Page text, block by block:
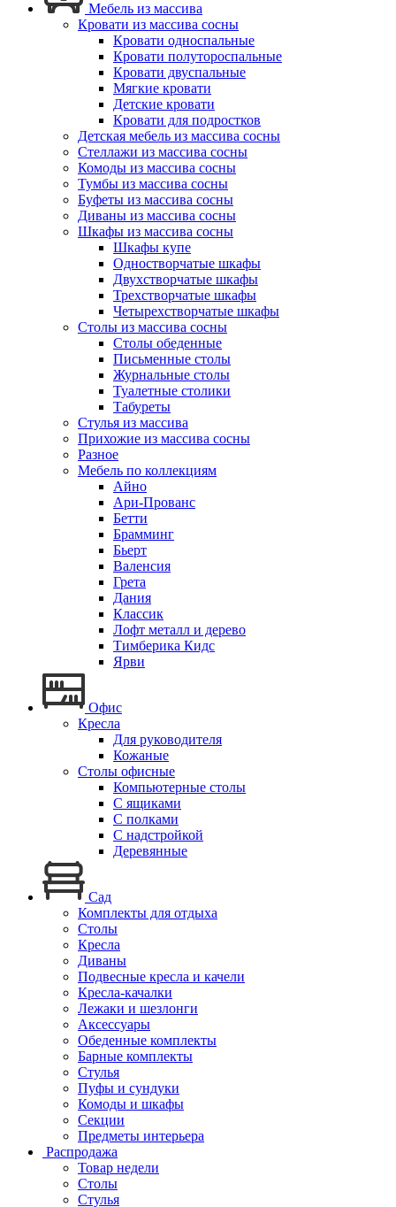
Мебель из массива
Кровати из массива сосны
Кровати односпальные
Кровати полутороспальные
Кровати двуспальные
Мягкие кровати
Детские кровати
Кровати для подростков
Детская мебель из массива сосны
Стеллажи из массива сосны
Комоды из массива сосны
Тумбы из массива сосны
Буфеты из массива сосны
Диваны из массива сосны
Шкафы из массива сосны
Шкафы купе
Одностворчатые шкафы
Двухстворчатые шкафы
Трехстворчатые шкафы
Четырехстворчатые шкафы
Столы из массива сосны
Столы обеденные
Письменные столы
Журнальные столы
Туалетные столики
Табуреты
Стулья из массива
Прихожие из массива сосны
Разное
Мебель по коллекциям
Айно
Ари-Прованс
Бетти
Брамминг
Бьерт
Валенсия
Грета
Дания
Классик
Лофт металл и дерево
Тимберика Кидс
Ярви
Офис
Кресла
Для руководителя
Кожаные
Столы офисные
Компьютерные столы
С ящиками
С полками
С надстройкой
Деревянные
Сад
Комплекты для отдыха
Столы
Кресла
Диваны
Подвесные кресла и качели
Кресла-качалки
Лежаки и шезлонги
Аксессуары
Обеденные комплекты
Барные комплекты
Стулья
Пуфы и сундуки
Комоды и шкафы
Секции
Предметы интерьера
Распродажа
Товар недели
Столы
Стулья